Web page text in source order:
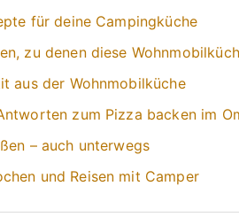
für deine Campingküche
zu denen diese
aus der Wohnmobilküche
zum Pizza backen im
– auch unterwegs
und Reisen mit Camper